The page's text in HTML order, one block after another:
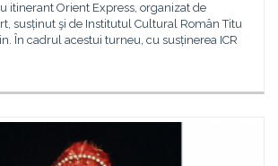
itinerant Orient Express, organizat de
susținut şi de Institutul Cultural Român Titu
În cadrul acestui turneu, cu susținerea ICR